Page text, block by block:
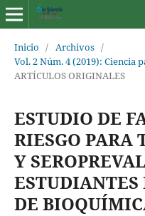
Inicio / Archivos /
Vol. 2 Núm. 4 (2019): Ciencia
ARTÍCULOS ORIGINALES
ESTUDIO DE
RIESGO PARA
Y
ESTUDIANTES
DE